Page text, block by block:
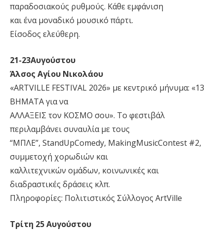
παραδοσιακούς ρυθμούς. Κάθε εμφάνιση
και ένα μοναδικό μουσικό πάρτι.
Είσοδος ελεύθερη.
21-23Αυγούστου
Άλσος Αγίου Νικολάου
«ARTVILLE FESTIVAL 2026» με κεντρικό μήνυμα: «13
ΒΗΜΑΤΑ για να
ΑΛΛΑΞΕΙΣ τον ΚΟΣΜΟ σου». Το φεστιβάλ
περιλαμβάνει συναυλία με τους
“ΜΠΛΕ”, StandUpComedy, MakingMusicContest #2,
συμμετοχή χορωδιών και
καλλιτεχνικών ομάδων, κοινωνικές και
διαδραστικές δράσεις κλπ.
Πληροφορίες: Πολιτιστικός Σύλλογος ArtVille
Τρίτη 25 Αυγούστου